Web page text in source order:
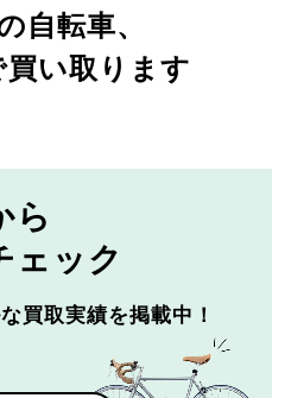
自転車、
い取ります
ら
ェック
買取実績を掲載中！